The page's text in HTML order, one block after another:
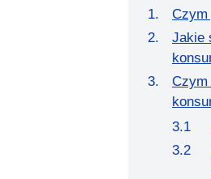
Czym
Jakie
Czym